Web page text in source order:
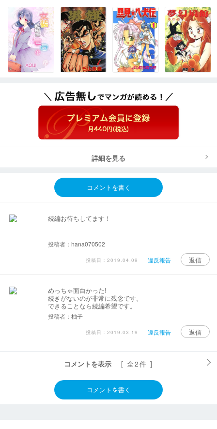
詳細を見る
コメントを書く
続編お待ちしてます！
投稿者：hana070502
投稿日：2019.04.09 違反報告 返信
めっちゃ面白かった!
続きがないのが非常に残念です。
できることなら続編希望です。
投稿者：柚子
投稿日：2019.03.19 違反報告 返信
コメントを表示 [ 全2件 ]
コメントを書く